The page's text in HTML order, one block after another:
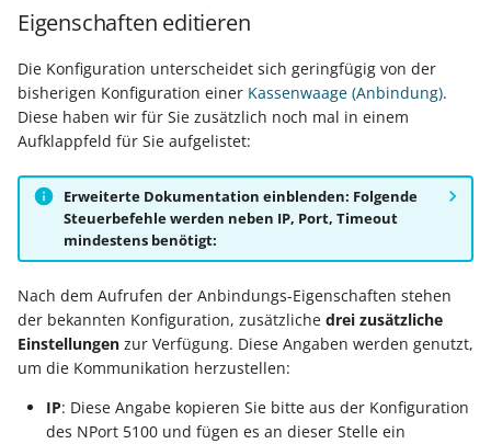
Eigenschaften editieren
Die Konfiguration unterscheidet sich geringfügig von der
bisherigen Konfiguration einer Kassenwaage (Anbindung).
Diese haben wir für Sie zusätzlich noch mal in einem
Aufklappfeld für Sie aufgelistet:
Erweiterte Dokumentation einblenden: Folgende
Steuerbefehle werden neben IP, Port, Timeout
mindestens benötigt:
Nach dem Aufrufen der Anbindungs-Eigenschaften stehen
der bekannten Konfiguration, zusätzliche drei zusätzliche
Einstellungen zur Verfügung. Diese Angaben werden genutzt,
um die Kommunikation herzustellen:
IP: Diese Angabe kopieren Sie bitte aus der Konfiguration
des NPort 5100 und fügen es an dieser Stelle ein